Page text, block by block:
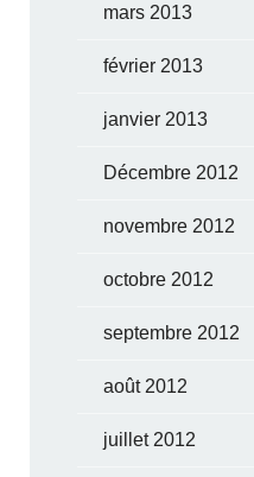
mars 2013
février 2013
janvier 2013
Décembre 2012
novembre 2012
octobre 2012
septembre 2012
août 2012
juillet 2012